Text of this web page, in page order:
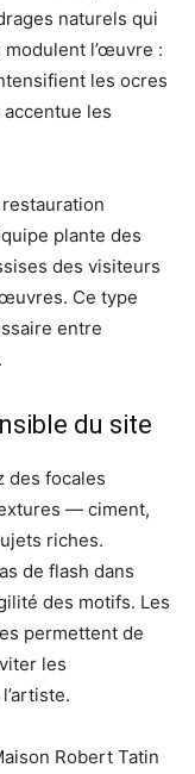
naturels qui
l’œuvre :
les ocres
les
plante des
des visiteurs
Ce type
entre
du site
des focales
— ciment,
riches.
de flash dans
des motifs. Les
permettent de
les
Robert Tatin